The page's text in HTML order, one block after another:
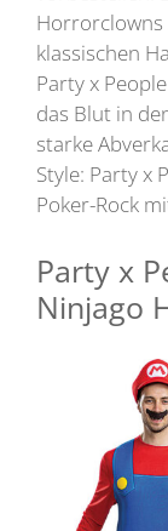
klassischen
Party x
das Blut in
starke
Style: Party x
Poker-Rock
Party x
Ninjago